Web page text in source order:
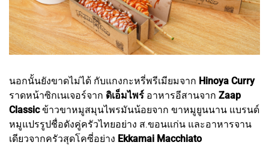
นอกนั้นยังขาดไม่ได้ กับแกงกะหรี่พรีเมียมจาก Hinoya Curry
ราดหน้าซิกเนเจอร์จาก ดิเอ็มไพร์ อาหารอีสานจาก Zaap
Classicข้าวขาหมูสมุนไพรมันน้อยจาก ขาหมูยูนนาน แบรนด์
หมูแปรรูปชื่อดังคู่ครัวไทยอย่าง ส.ขอนแก่น และอาหารจาน
เดียวจากครัวสุดโคซี่อย่าง Ekkamai Macchiato